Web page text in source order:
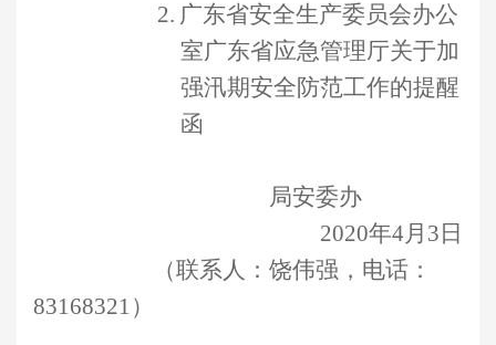
2. 广东省安全生产委员会办公
室广东省应急管理厅关于加
强汛期安全防范工作的提醒
函
局安委办
2020年4月 3 日
（联系人：饶伟强，电话：
83168321）